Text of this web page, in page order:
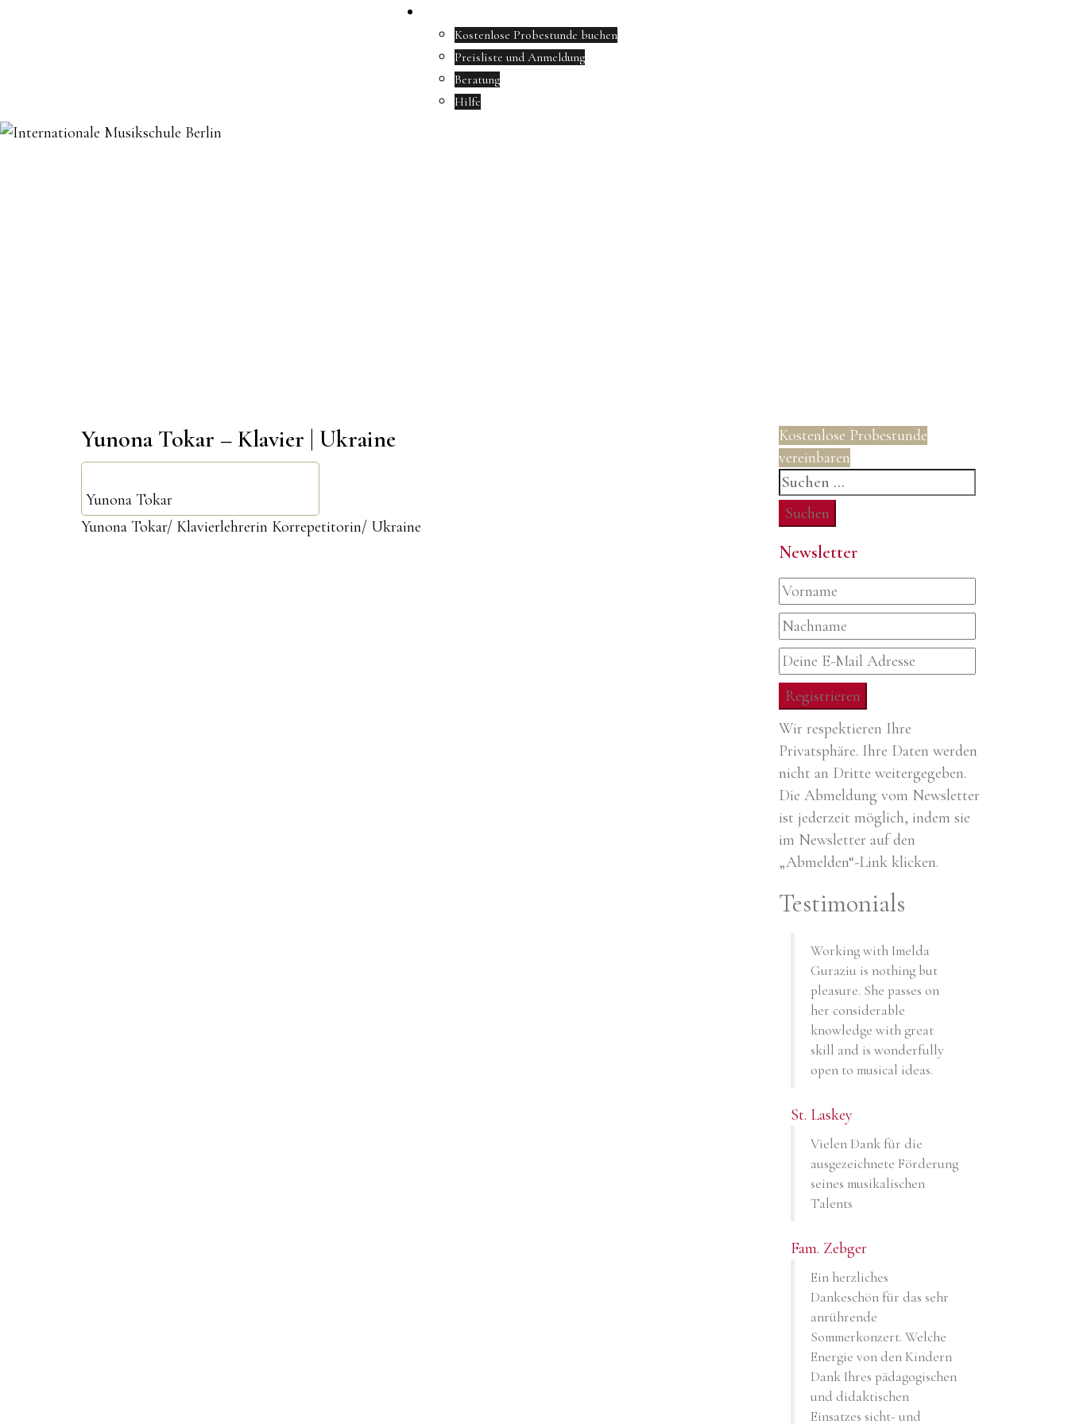
Kostenlose Probestunde buchen
Preisliste und Anmeldung
Beratung
Hilfe
Yunona Tokar – Klavier | Ukraine
Yunona Tokar
Yunona Tokar/ Klavierlehrerin Korrepetitorin/ Ukraine
Kostenlose Probestunde
vereinbaren
Suchen
nach:
Newsletter
Wir respektieren Ihre
Privatsphäre. Ihre Daten werden
nicht an Dritte weitergegeben.
Die Abmeldung vom Newsletter
ist jederzeit möglich, indem sie
im Newsletter auf den
„Abmelden“-Link klicken.
Testimonials
Working with Imelda
Guraziu is nothing but
pleasure. She passes on
her considerable
knowledge with great
skill and is wonderfully
open to musical ideas.
St. Laskey
Vielen Dank für die
ausgezeichnete Förderung
seines musikalischen
Talents
Fam. Zebger
Ein herzliches
Dankeschön für das sehr
anrührende
Sommerkonzert. Welche
Energie von den Kindern
Dank Ihres pädagogischen
und didaktischen
Einsatzes sicht- und